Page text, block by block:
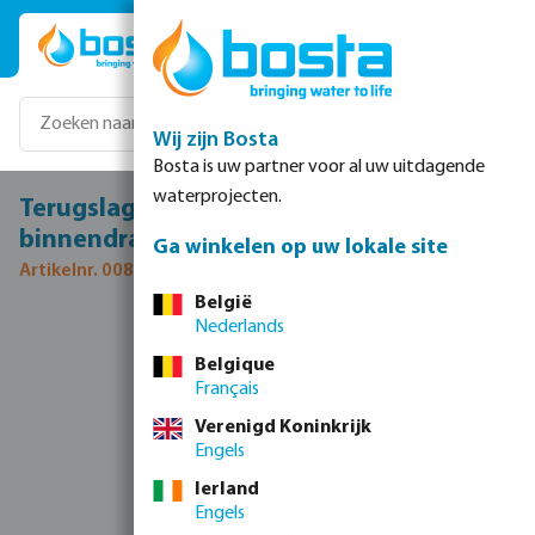
Ga naar de hoofdinhoud
Terugslagklep veerbelast RVS 316 1 1/2"
binnendraad 16bar DN40 type M316
Artikelnr. 0080473
Afbeeldingengalerij overslaan
Wij zijn Bosta
Bosta is uw partner voor al uw uitdagende
waterprojecten.
Ga winkelen op uw lokale site
België
Nederlands
Belgique
Français
Verenigd Koninkrijk
Engels
Ierland
Engels